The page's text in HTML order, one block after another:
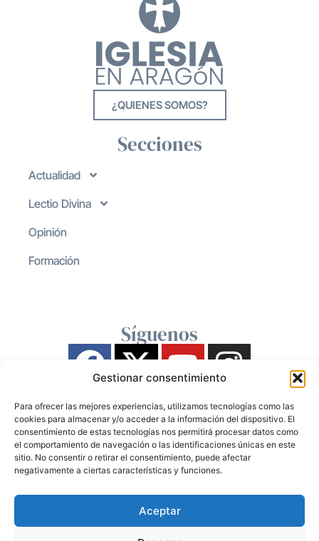
Gestionar consentimiento
Para ofrecer las mejores experiencias, utilizamos tecnologías como las
cookies para almacenar y/o acceder a la información del dispositivo. El
consentimiento de estas tecnologías nos permitirá procesar datos como
el comportamiento de navegación o las identificaciones únicas en este
sitio. No consentir o retirar el consentimiento, puede afectar
negativamente a ciertas características y funciones.
Aceptar
¿QUIENES SOMOS?
Secciones
Actualidad
Lectio Divina
Opinión
Formación
Síguenos